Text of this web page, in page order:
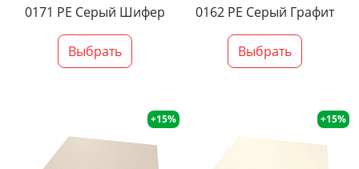
0171 PE Серый Шифер
Выбрать
0162 PE Серый Графит
Выбрать
+15% +15%